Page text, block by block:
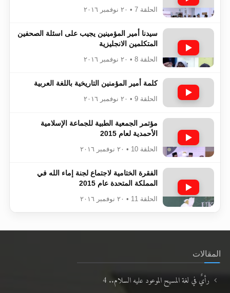
الحلقة 7 • ٢٠ نوفمبر ٢٠١٦
سيدنا أمير المؤمينين يجيب على اسئلة الصحفين
المتكلمين الانجليزية
الحلقة 8 • ٢٠ نوفمبر ٢٠١٦
كلمة أمير المؤمنين التاريخية باللغة العربية
الحلقة 9 • ٢٠ نوفمبر ٢٠١٦
مؤتمر الجمعية الطبية للجماعة الإسلامية
الأحمدية لعام 2015
الحلقة 10 • ٢٠ نوفمبر ٢٠١٦
الفقرة الختامية لاجتماع لجنة إماء الله في
المملكة المتحدة عام 2015
الحلقة 11 • ٢٠ نوفمبر ٢٠١٦
المقالات
رأيٌ في لغة المسيح الموعود عليه السلام.. 4